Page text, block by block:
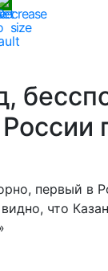
первый в
что